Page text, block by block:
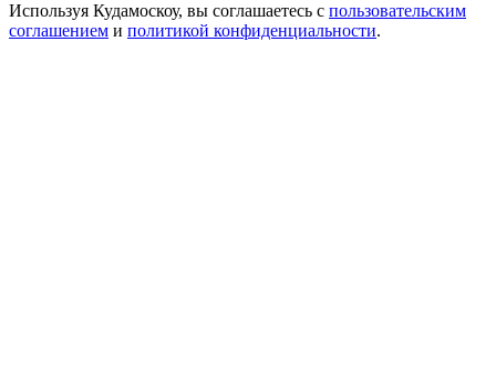
Используя Кудамоскоу, вы соглашаетесь с пользовательским
соглашением и политикой конфиденциальности.